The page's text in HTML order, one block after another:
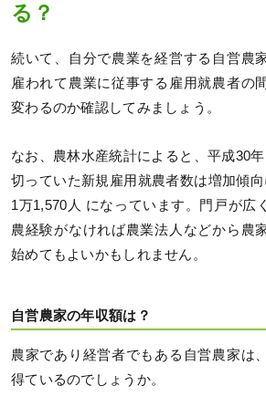
る？
続いて、自分で農業を経営する自営農
雇われて農業に従事する雇用就農者の
変わるのか確認してみましょう。
なお、農林水産統計によると、平成30
切っていた新規雇用就農者数は増加傾
1万1,570人 になっています。門戸が広
農経験がなければ農業法人などから農
始めてもよいかもしれません。
自営農家の年収額は？
農家であり経営者でもある自営農家は
得ているのでしょうか。